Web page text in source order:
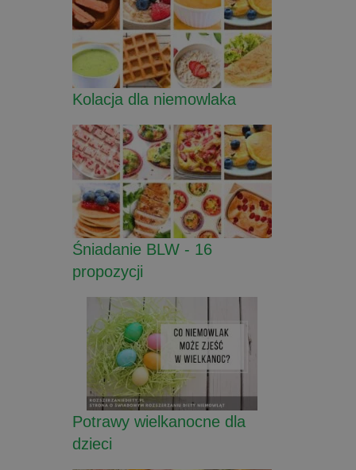
Kolacja dla niemowlaka
Śniadanie BLW - 16
propozycji
Potrawy wielkanocne dla
dzieci